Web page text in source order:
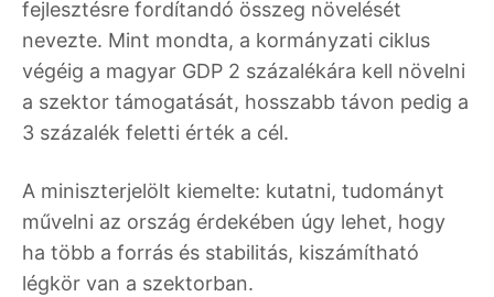
fejlesztésre fordítandó összeg növelését
nevezte. Mint mondta, a kormányzati ciklus
végéig a magyar GDP 2 százalékára kell növelni
a szektor támogatását, hosszabb távon pedig a
3 százalék feletti érték a cél.
A miniszterjelölt kiemelte: kutatni, tudományt
művelni az ország érdekében úgy lehet, hogy
ha több a forrás és stabilitás, kiszámítható
légkör van a szektorban.